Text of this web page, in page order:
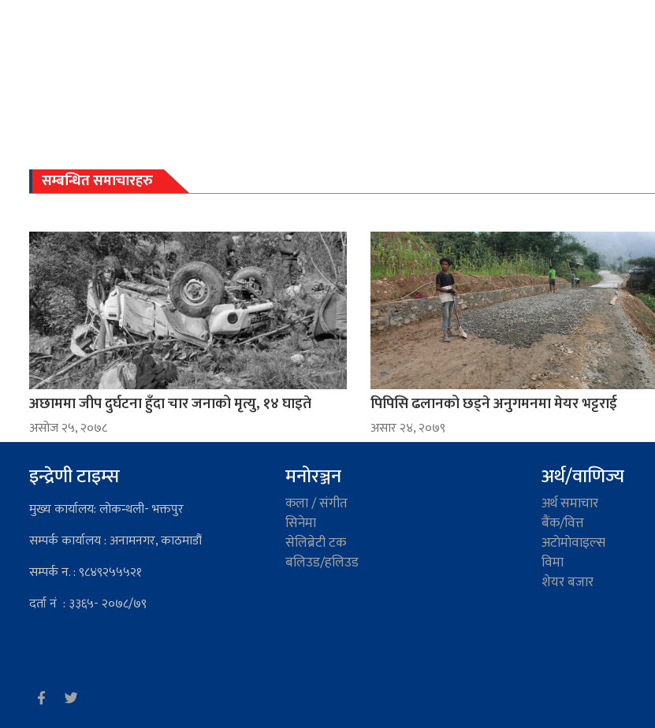
सम्बन्धित समाचारहरु
अछाममा जीप दुर्घटना हुँदा चार जनाको मृत्यु, १४ घाइते
असोज २५, २०७८
पिपिसि ढलानको छड्ने अनुगमनमा मेयर भट्टराई
असार २४, २०७९
इन्द्रेणी टाइम्स
मुख्य कार्यालय: लोकन्थली- भक्तपुर
सम्पर्क कार्यालय : अनामनगर, काठमाडौं
सम्पर्क न. : ९८४९२५५५२१
दर्ता नं : ३३६५- २०७८/७९
मनोरञ्जन
कला / संगीत
सिनेमा
सेलिब्रेटी टक
बलिउड/हलिउड
अर्थ/वाणिज्य
अर्थ समाचार
बैंक/वित्त
अटाेमाेवाइल्स
विमा
शेयर बजार